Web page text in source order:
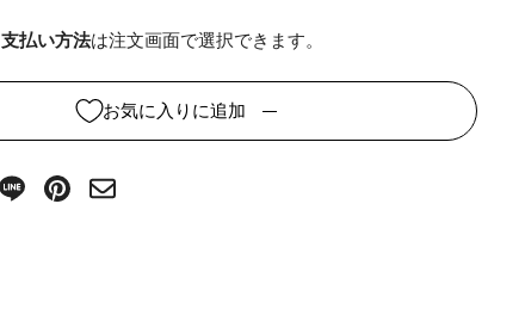
支払い方法は注文画面で選択できます。
お気に入りに追加